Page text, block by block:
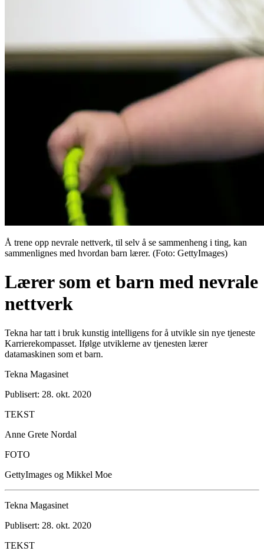
Å trene opp nevrale nettverk, til selv å se sammenheng i ting, kan
sammenlignes med hvordan barn lærer. (Foto: GettyImages)
Lærer som et barn med nevrale
nettverk
Tekna har tatt i bruk kunstig intelligens for å utvikle sin nye tjeneste
Karrierekompasset. Ifølge utviklerne av tjenesten lærer
datamaskinen som et barn.
Tekna Magasinet
Publisert: 28. okt. 2020
TEKST
Anne Grete Nordal
FOTO
GettyImages og Mikkel Moe
Tekna Magasinet
Publisert: 28. okt. 2020
TEKST